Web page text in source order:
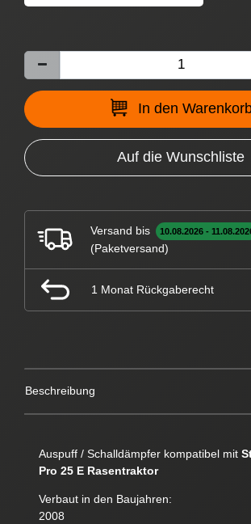
In den
Auf die Wunschliste
Versand bis 10.08.2026 -
(Paketversand)
1 Monat Rückgaberecht
Beschreibung
Auspuff / Schalldämpfer kompatibel mit
Pro 25 E Rasentraktor
Verbaut in den Baujahren:
2008